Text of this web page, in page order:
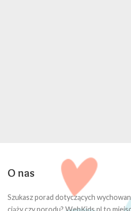
O nas
Szukasz porad dotyczących
ciąży czy porodu? WebKids.pl to